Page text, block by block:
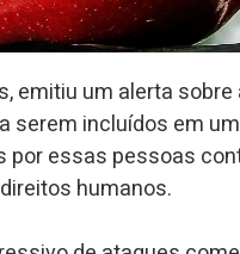
emitiu um alerta
incluídos em
essas pessoas
humanos.